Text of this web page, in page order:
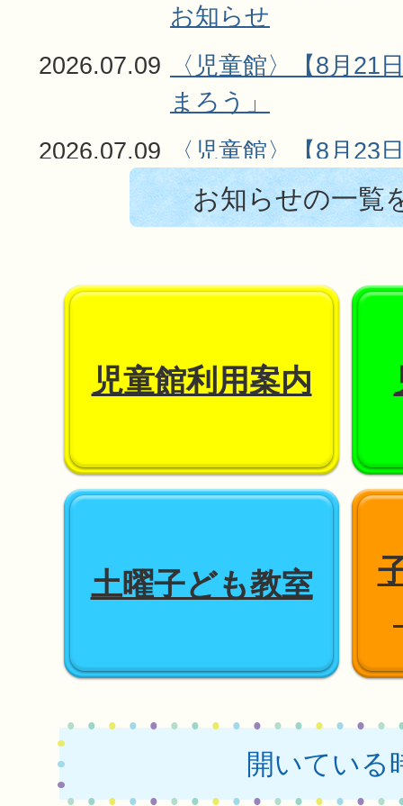
お知らせ
2026.07.09
〈児童館〉【8月21
まろう」
2026.07.09
〈児童館〉【8月23
お知らせの一覧
児童館利用案内
土曜子ども教室
開いている